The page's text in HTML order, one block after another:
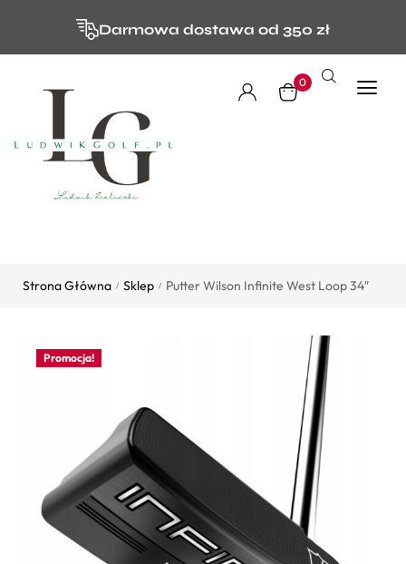
Darmowa dostawa od 350 zł
0
Strona Główna / Sklep / Putter Wilson Infinite West Loop 34″
Promocja!